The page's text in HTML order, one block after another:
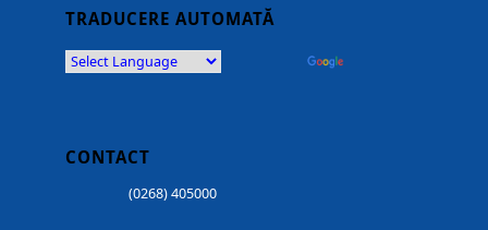
TRADUCERE AUTOMATĂ
CONTACT
(0268) 405000